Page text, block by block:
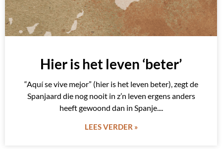
Hier is het leven ‘beter’
“Aquí se vive mejor” (hier is het leven beter), zegt de
Spanjaard die nog nooit in z’n leven ergens anders
heeft gewoond dan in Spanje.
LEES VERDER »